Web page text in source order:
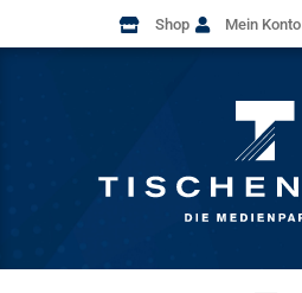
Shop Mein Konto